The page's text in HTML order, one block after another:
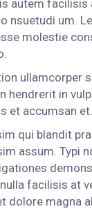
autem facilisis
nsuetudi um.
molestie
ullamcorper
hendrerit in
et accumsan et.
qui blandit
assum. Typi
facilisis at
dolore magna